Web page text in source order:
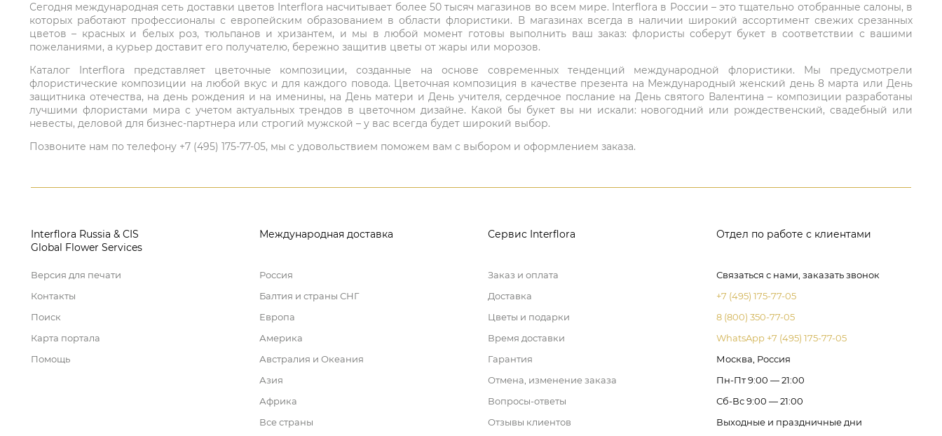
Сегодня международная сеть доставки цветов Interflora насчитывает более 50 тысяч магазинов во всем мире. Interflora в России – это тщательно отобранные салоны, в
которых работают профессионалы с европейским образованием в области флористики. В магазинах всегда в наличии широкий ассортимент свежих срезанных
цветов – красных и белых роз, тюльпанов и хризантем, и мы в любой момент готовы выполнить ваш заказ: флористы соберут букет в соответствии с вашими
пожеланиями, а курьер доставит его получателю, бережно защитив цветы от жары или морозов.
Каталог Interflora представляет цветочные композиции, созданные на основе современных тенденций международной флористики. Мы предусмотрели
флористические композиции на любой вкус и для каждого повода. Цветочная композиция в качестве презента на Международный женский день 8 марта или День
защитника отечества, на день рождения и на именины, на День матери и День учителя, сердечное послание на День святого Валентина – композиции разработаны
лучшими флористами мира с учетом актуальных трендов в цветочном дизайне. Какой бы букет вы ни искали: новогодний или рождественский, свадебный или
невесты, деловой для бизнес-партнера или строгий мужской – у вас всегда будет широкий выбор.
Позвоните нам по телефону +7 (495) 175-77-05, мы с удовольствием поможем вам с выбором и оформлением заказа.
Interflora Russia & CIS
Global Flower Services
Версия для печати
Контакты
Поиск
Карта портала
Помощь
Международная доставка
Россия
Балтия и страны СНГ
Европа
Америка
Австралия и Океания
Азия
Африка
Все страны
Сервис Interflora
Заказ и оплата
Доставка
Цветы и подарки
Время доставки
Гарантия
Отмена, изменение заказа
Вопросы-ответы
Отзывы клиентов
Отдел по работе с клиентами
Связаться с нами, заказать звонок
+7 (495) 175-77-05
8 (800) 350-77-05
WhatsApp +7 (495) 175-77-05
Москва, Россия
Пн-Пт 9:00 — 21:00
Сб-Вс 9:00 — 21:00
Выходные и праздничные дни